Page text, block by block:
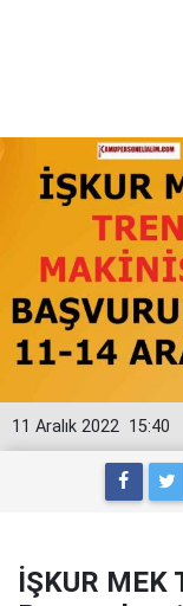
15:40
11 Aralık 2022
İŞKUR MEK